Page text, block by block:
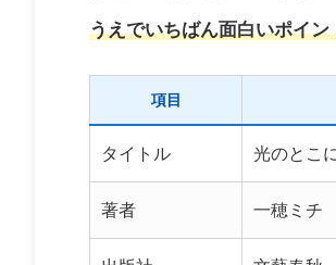
うえでいちばん面白いポイン
項目
タイトル 光のとこ
著者 一穂ミチ